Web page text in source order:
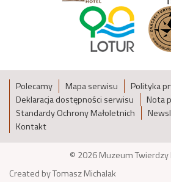
Polecamy Mapa serwisu
Polityka
Deklaracja dostępności serwisu
Nota
Standardy Ochrony Małoletnich
Kontakt
© 2026 Muzeum
Created by Tomasz Michalak